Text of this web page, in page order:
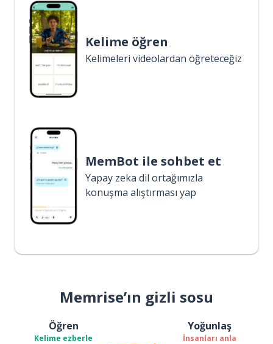
Kelime öğren
Kelimeleri videolardan öğreteceğiz
MemBot ile sohbet et
Yapay zeka dil ortağımızla
konuşma alıştırması yap
Memrise’ın gizli sosu
Öğren
Kelime ezberle
Yoğunlaş
İnsanları anla